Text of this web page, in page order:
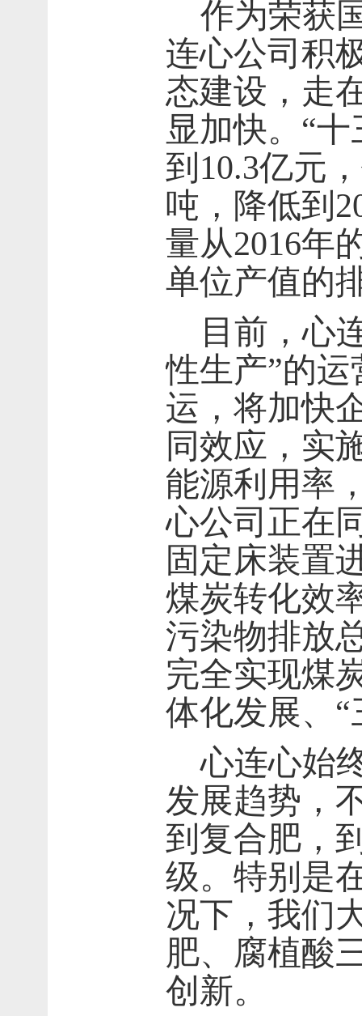
作为荣获
连心公司积
态建设，走
显加快。“
到 10.3亿元
吨，降低到
量从2016年
单位产值的
目前，心
性生产”的
运，将加快
同效应，实
能源利用率
心公司正在
固定床装置
煤炭转化效
污染物排放
完全实现煤
体化发展、
心连心始
发展趋势，
到复合肥，
级。特别是
况下，我们
肥、腐植酸
创新。